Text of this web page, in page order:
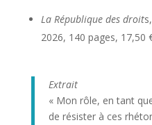
La République des droit
2026, 140 pages, 17,50
Extrait
« Mon rôle, en tant
de résister à ces